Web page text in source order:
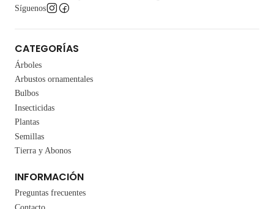
Síguenos
CATEGORÍAS
Árboles
Arbustos ornamentales
Bulbos
Insecticidas
Plantas
Semillas
Tierra y Abonos
INFORMACIÓN
Preguntas frecuentes